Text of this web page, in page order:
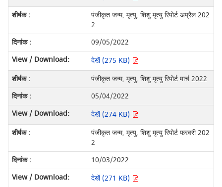
पंजीकृत जन्म, मृत्यु, शिशु मृत्यु रिपोर्ट अप्रैल 202
2
09/05/2022
देखें (275 KB)
पंजीकृत जन्म, मृत्यु, शिशु मृत्यु रिपोर्ट मार्च 2022
05/04/2022
देखें (274 KB)
पंजीकृत जन्म, मृत्यु, शिशु मृत्यु रिपोर्ट फरवरी 202
2
10/03/2022
देखें (271 KB)